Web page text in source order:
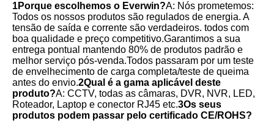
1Porque escolhemos o Everwin?A: Nós prometemos:
Todos os nossos produtos são regulados de energia. A
tensão de saída e corrente são verdadeiros. todos com
boa qualidade e preço competitivo.Garantimos a sua
entrega pontual mantendo 80% de produtos padrão e
melhor serviço pós-venda.Todos passaram por um teste
de envelhecimento de carga completa/teste de queima
antes do envio.2Qual é a gama aplicável deste
produto?A: CCTV, todas as câmaras, DVR, NVR, LED,
Roteador, Laptop e conector RJ45 etc.3Os seus
produtos podem passar pelo certificado CE/ROHS?